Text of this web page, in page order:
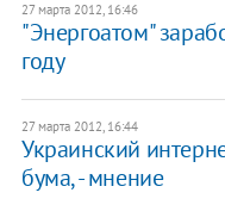
27 марта 2012, 16:46
"Энергоатом"
году
27 марта 2012, 16:44
Украинский
бума, - мнение